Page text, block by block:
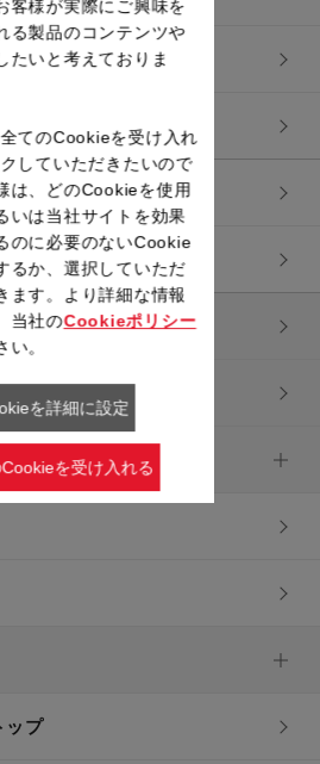
ップ
客様が実際にご興味を
る製品のコンテンツや
たいと考えておりま
てのCookieを受け入れ
していただきたいので
は、どのCookieを使用
いは当社サイトを効果
のに必要のないCookie
るか、選択していただ
ます。より詳細な情報
当社のCookieポリシー
い。
を詳細に設定
を受け入れる